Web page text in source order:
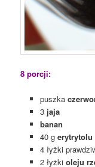
8 porcji:
puszka
3jaja
banan
40 gerytrytolu
4 łyżki
2 łyżki oleju